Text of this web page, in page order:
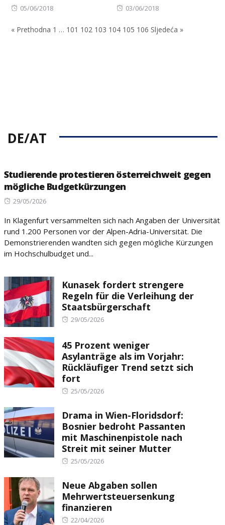
Posted
05/06/2018
Posted
03/06/2018
« Prethodna 1 … 101 102 103 104 105 106 Sljedeća »
DE/AT
Studierende protestieren österreichweit gegen
mögliche Budgetkürzungen
Posted
29/05/2026
In Klagenfurt versammelten sich nach Angaben der Universität
rund 1.200 Personen vor der Alpen-Adria-Universität. Die
Demonstrierenden wandten sich gegen mögliche Kürzungen
im Hochschulbudget und...
Kunasek fordert strengere
Regeln für die Verleihung der
Staatsbürgerschaft
Posted
29/05/2026
45 Prozent weniger
Asylanträge als im Vorjahr:
Rückläufiger Trend setzt sich
fort
Posted
25/05/2026
Drama in Wien-Floridsdorf:
Bosnier bedroht Passanten
mit Maschinenpistole nach
Streit mit seiner Mutter
Posted
25/05/2026
Neue Abgaben sollen
Mehrwertsteuersenkung
finanzieren
Posted
22/04/2026